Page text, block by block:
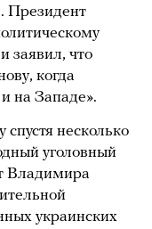
Президент
заявил, что
когда
на Западе».
несколько
уголовный
Владимира
украинских